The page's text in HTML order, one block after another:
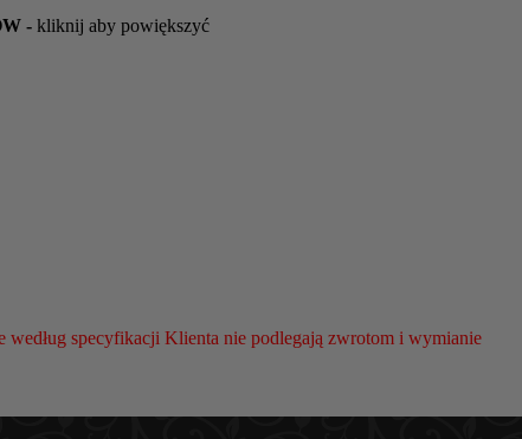
- kliknij aby powiększyć
według specyfikacji Klienta nie podlegają zwrotom i wymianie